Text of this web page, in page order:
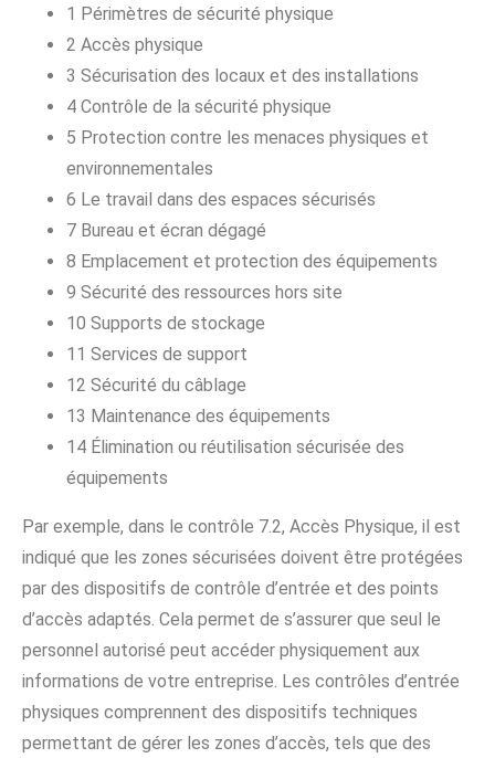
1 Périmètres de sécurité physique
2 Accès physique
3 Sécurisation des locaux et des installations
4 Contrôle de la sécurité physique
5 Protection contre les menaces physiques et
environnementales
6 Le travail dans des espaces sécurisés
7 Bureau et écran dégagé
8 Emplacement et protection des équipements
9 Sécurité des ressources hors site
10 Supports de stockage
11 Services de support
12 Sécurité du câblage
13 Maintenance des équipements
14 Élimination ou réutilisation sécurisée des
équipements
Par exemple, dans le contrôle 7.2, Accès Physique, il est
indiqué que les zones sécurisées doivent être protégées
par des dispositifs de contrôle d’entrée et des points
d’accès adaptés. Cela permet de s’assurer que seul le
personnel autorisé peut accéder physiquement aux
informations de votre entreprise. Les contrôles d’entrée
physiques comprennent des dispositifs techniques
permettant de gérer les zones d’accès, tels que des